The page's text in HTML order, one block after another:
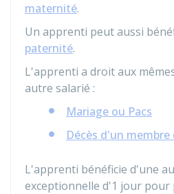
maternité.
Un apprenti peut aussi
paternité.
L'apprenti a droit aux
autre salarié :
Mariage ou Pacs
Décès d'un
L'apprenti bénéficie d'une
exceptionnelle d'1 jour pour